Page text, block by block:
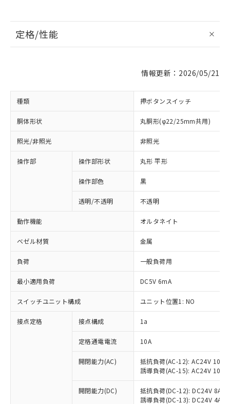
定格/性能
情報更新：2026/05/21
種類 押ボタンスイッチ
胴体形状 丸胴形(φ22/25mm共用)
照光/非照光 非照光
操作部 操作部形状 丸形 平形
操作部色 黒
透明/不透明 不透明
動作機能 オルタネイト
ベゼル材質 金属
負荷 一般負荷用
最小適用負荷 DC5V 6mA
スイッチユニット構成 ユニット位置1: NO
接点定格 接点構成 1a
定格通電電流 10A
開閉能力(AC)
抵抗負荷(AC-12): AC24V 10A/
誘導負荷(AC-15): AC24V
開閉能力(DC)
抵抗負荷(DC-12): DC24V 8A/
誘導負荷(DC-13): DC24V 4A/
ご利用条件
対応済み：EU RoHS指令（10物質）の
非含有に対応した製品が提供可能な商品で
対応予定：EU RoHS指令（10物質）の非含
有に対応した製品に切り替える予定のある